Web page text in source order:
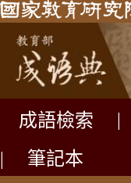
成語檢索
|
筆記本